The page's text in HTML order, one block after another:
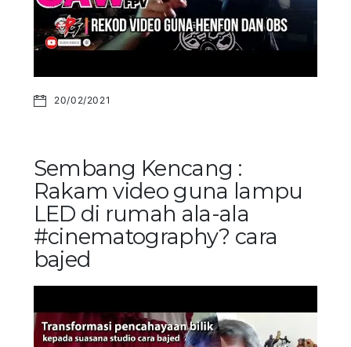
20/02/2021
Sembang Kencang :
Rakam video guna lampu
LED di rumah ala-ala
#cinematography? cara
bajed